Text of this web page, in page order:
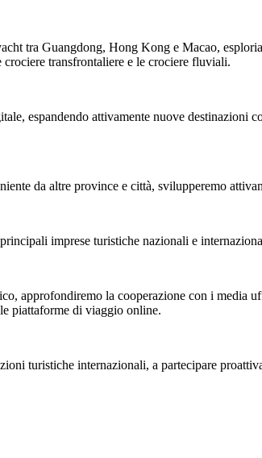
tra Guangdong, Hong Kong e Macao,
transfrontaliere e le crociere fluviali.
espandendo attivamente nuove destinazioni
da altre province e città, svilupperemo
imprese turistiche nazionali e
approfondiremo la cooperazione con i
piattaforme di viaggio online.
turistiche internazionali, a partecipare